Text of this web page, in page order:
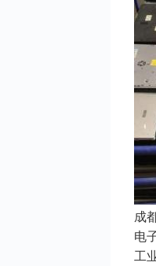
成
电
工